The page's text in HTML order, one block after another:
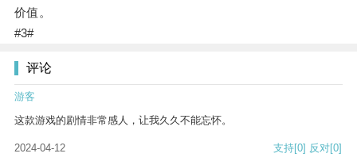
价值。
#3#
评论
游客
这款游戏的剧情非常感人，让我久久不能忘怀。
2024-04-12 支持[0] 反对[0]